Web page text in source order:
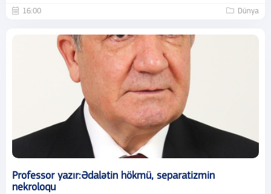
16:00 Dünya
Professor yazır:Ədalətin hökmü, separatizmin
nekroloqu